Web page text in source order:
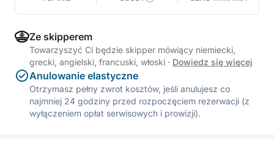
Ze skipperem
Towarzyszyć Ci będzie skipper mówiący niemiecki,
grecki, angielski, francuski, włoski · Dowiedz się więcej
Anulowanie elastyczne
Otrzymasz pełny zwrot kosztów, jeśli anulujesz co
najmniej 24 godziny przed rozpoczęciem rezerwacji (z
wyłączeniem opłat serwisowych i prowizji).